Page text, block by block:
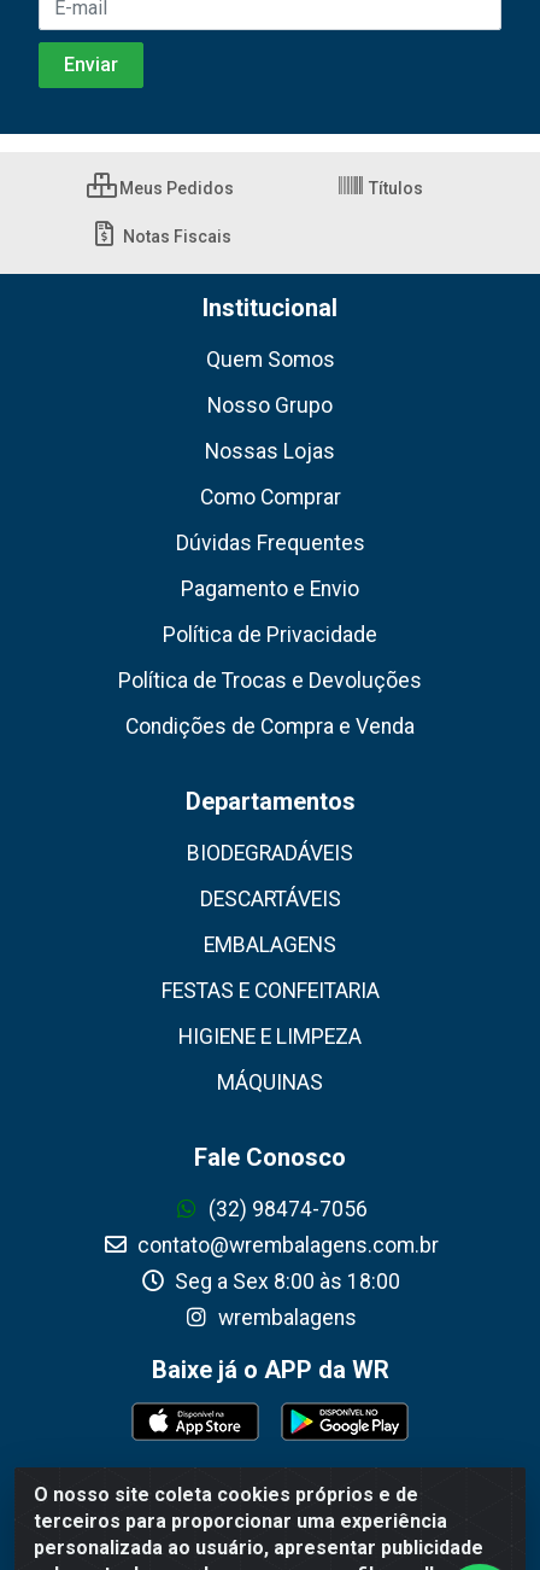
O nosso site coleta cookies próprios e de
terceiros para proporcionar uma experiência
personalizada ao usuário, apresentar publicidade
Meus Pedidos Títulos
Notas Fiscais
Institucional
Quem Somos
Nosso Grupo
Nossas Lojas
Como Comprar
Dúvidas Frequentes
Pagamento e Envio
Política de Privacidade
Política de Trocas e Devoluções
Condições de Compra e Venda
Departamentos
BIODEGRADÁVEIS
DESCARTÁVEIS
EMBALAGENS
FESTAS E CONFEITARIA
HIGIENE E LIMPEZA
MÁQUINAS
Fale Conosco
(32) 98474-7056
contato@wrembalagens.com.br
Seg a Sex 8:00 às 18:00
wrembalagens
Baixe já o APP da WR
WR Embalagens - R. Cel. Teodoro Gomes de Araújo,
1360 - Grogotó - Barbacena / MG - CEP 36202-628 -
CNPJ 02.692.206/0001-55